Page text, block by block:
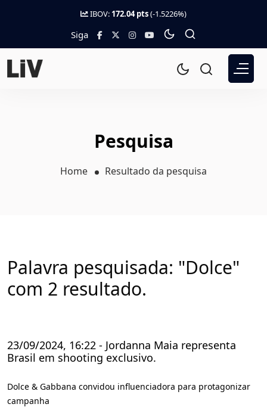
IBOV: 172.04 pts(-1.5226%)
Siga
Pesquisa
Home Resultado da pesquisa
Palavra pesquisada: "Dolce"
com 2 resultado.
23/09/2024, 16:22 - Jordanna Maia representa
Brasil em shooting exclusivo.
Dolce & Gabbana convidou influenciadora para protagonizar
campanha